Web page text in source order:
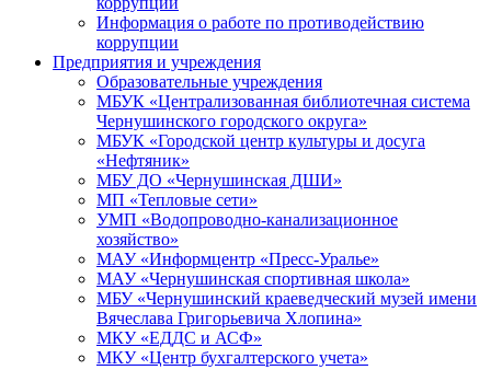
Информация о работе по противодействию
коррупции
Предприятия и учреждения
Образовательные учреждения
МБУК «Централизованная библиотечная система
Чернушинского городского округа»
МБУК «Городской центр культуры и досуга
«Нефтяник»
МБУ ДО «Чернушинская ДШИ»
МП «Тепловые сети»
УМП «Водопроводно-канализационное
хозяйство»
МАУ «Информцентр «Пресс-Уралье»
МАУ «Чернушинская спортивная школа»
МБУ «Чернушинский краеведческий музей имени
Вячеслава Григорьевича Хлопина»
МКУ «ЕДДС и АСФ»
МКУ «Центр бухгалтерского учета»